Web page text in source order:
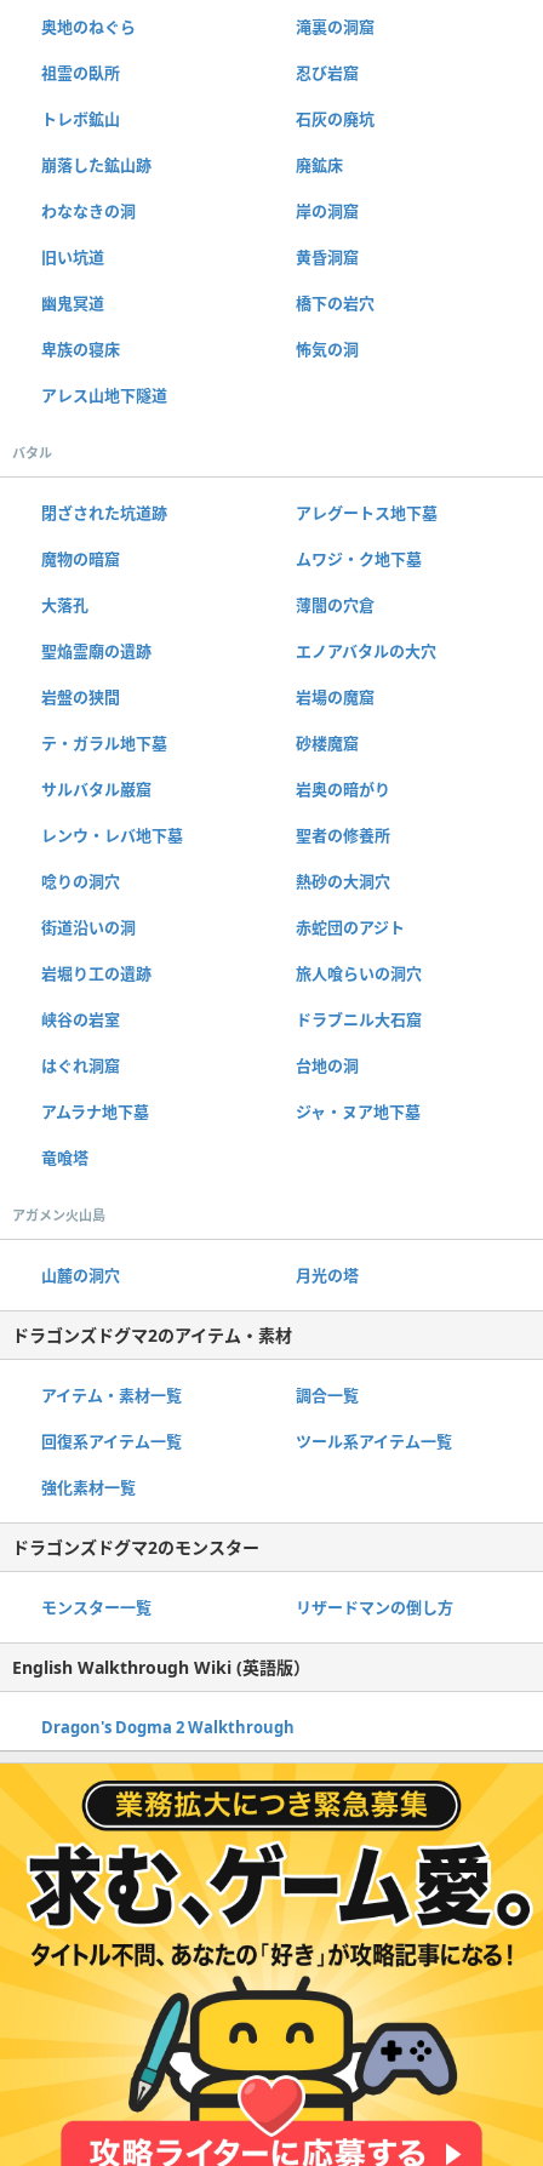
奥地のねぐら 滝裏の洞窟
祖霊の臥所 忍び岩窟
トレボ鉱山 石灰の廃坑
崩落した鉱山跡 廃鉱床
わななきの洞 岸の洞窟
旧い坑道 黄昏洞窟
幽鬼冥道 橋下の岩穴
卑族の寝床 怖気の洞
アレス山地下隧道
バタル
閉ざされた坑道跡 アレグートス地下墓
魔物の暗窟 ムワジ・ク地下墓
大落孔 薄闇の穴倉
聖焔霊廟の遺跡 エノアバタルの大穴
岩盤の狭間 岩場の魔窟
テ・ガラル地下墓 砂楼魔窟
サルバタル巌窟 岩奥の暗がり
レンウ・レバ地下墓 聖者の修養所
唸りの洞穴 熱砂の大洞穴
街道沿いの洞 赤蛇団のアジト
岩堀り工の遺跡 旅人喰らいの洞穴
峡谷の岩室 ドラブニル大石窟
はぐれ洞窟 台地の洞
アムラナ地下墓 ジャ・ヌア地下墓
竜喰塔
アガメン火山島
山麓の洞穴 月光の塔
ドラゴンズドグマ2のアイテム・素材
アイテム・素材一覧 調合一覧
回復系アイテム一覧 ツール系アイテム一覧
強化素材一覧
ドラゴンズドグマ2のモンスター
モンスター一覧 リザードマンの倒し方
English Walkthrough Wiki (英語版）
Dragon's Dogma 2 Walkthrough